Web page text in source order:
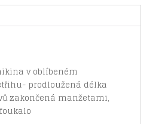
v oblíbeném
prodloužená délka
zakončená manžetami,